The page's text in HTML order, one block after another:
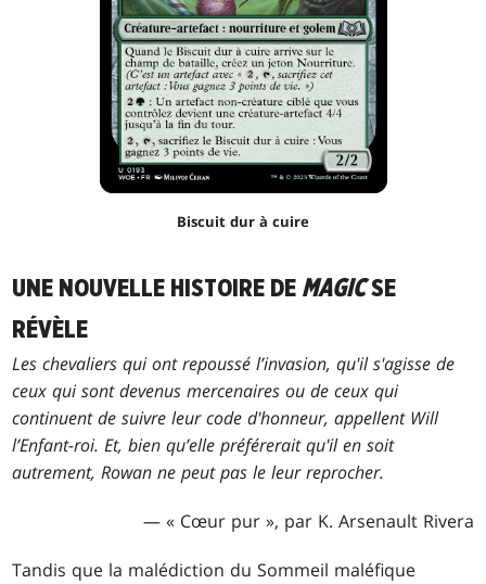
Biscuit dur à cuire
UNE NOUVELLE HISTOIRE DE MAGICSE
RÉVÈLE
Les chevaliers qui ont repoussé l’invasion, qu'il s'agisse de
ceux qui sont devenus mercenaires ou de ceux qui
continuent de suivre leur code d'honneur, appellent Will
l’Enfant-roi. Et, bien qu’elle préférerait qu'il en soit
autrement, Rowan ne peut pas le leur reprocher.
— « Cœur pur », par K. Arsenault Rivera
Tandis que la malédiction du Sommeil maléfique